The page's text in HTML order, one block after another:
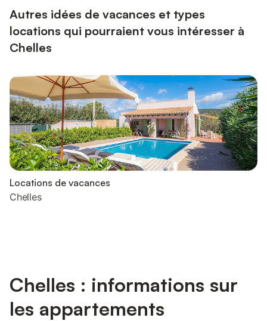
Autres idées de vacances et types
locations qui pourraient vous intéresser à
Chelles
Locations de vacances
Chelles
Chelles : informations sur
les appartements